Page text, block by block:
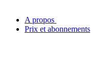
A propos
Prix et abonnements